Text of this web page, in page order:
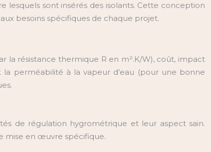
lesquels sont insérés des isolants. Cette conception
besoins spécifiques de chaque projet.
la résistance thermique R en m².K/W), coût, impact
perméabilité à la vapeur d’eau (pour une bonne
de régulation hygrométrique et leur aspect sain.
mise en œuvre spécifique.